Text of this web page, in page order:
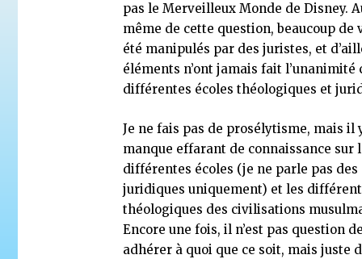
pas le Merveilleux Monde de Disney.
même de cette question, beaucoup de
été manipulés par des juristes, et
éléments n’ont jamais fait l’unanimité
différentes écoles théologiques et
Je ne fais pas de prosélytisme, mais il
manque effarant de connaissance sur
différentes écoles (je ne parle pas des
juridiques uniquement) et les
théologiques des civilisations
Encore une fois, il n’est pas question
adhérer à quoi que ce soit, mais juste